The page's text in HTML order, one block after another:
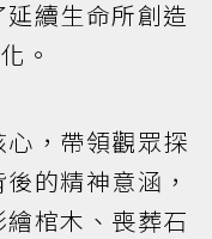
續生命所創造
。
，帶領觀眾探
的精神意涵，
棺木、喪葬石